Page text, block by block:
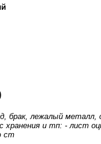
брак, лежалый
хранения и тп: - лист
ст